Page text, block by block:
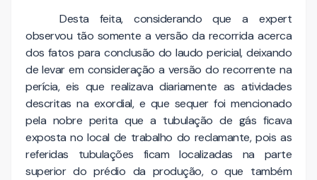
Desta feita, considerando que a expert
observou tão somente a versão da recorrida acerca
dos fatos para conclusão do laudo pericial, deixando
de levar em consideração a versão do recorrente na
perícia, eis que realizava diariamente as atividades
descritas na exordial, e que sequer foi mencionado
pela nobre perita que a tubulação de gás ficava
exposta no local de trabalho do reclamante, pois as
referidas tubulações ficam localizadas na parte
superior do prédio da produção, o que também